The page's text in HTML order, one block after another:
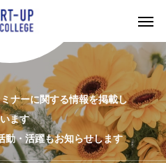
ナーに関する情報を掲載し
ます
動・活躍もお知らせします